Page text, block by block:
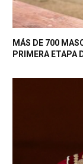
MÁS DE 700
PRIMERA ETAPA